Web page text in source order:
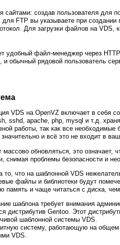
сайтами: создав пользователя для
для FTP вы указываете при
Для загрузки файлов на VDS,
удобный файл-менеджер через
и обычный рядовой пользователь
VDS на OpenVZ включает в
sshd, apache, php, mysql и т.д.
работы, так как все необходимые
и всё это не входит в
обновляться, это означает,
снимая проблемы безопасности и
то, что на шаблонной VDS
файлы и библиотеки будут
память и чаще читаться с диска,
шаблона требует внимания
дистрибутив Gentoo. Этот
шаблонной системы VDS.
систему, работающую на общем
VDS.